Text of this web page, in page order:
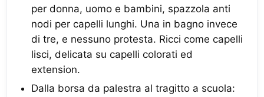
per donna, uomo e bambini, spazzola anti
nodi per capelli lunghi. Una in bagno invece
di tre, e nessuno protesta. Ricci come capelli
lisci, delicata su capelli colorati ed
extension.
Dalla borsa da palestra al tragitto a scuola: